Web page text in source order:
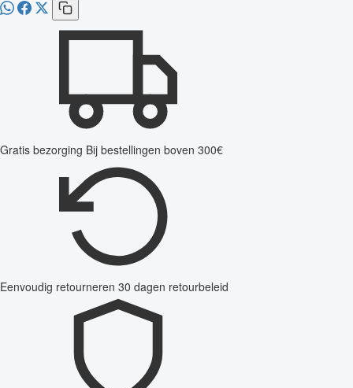
Gratis bezorging Bij bestellingen boven 300€
Eenvoudig retourneren 30 dagen retourbeleid